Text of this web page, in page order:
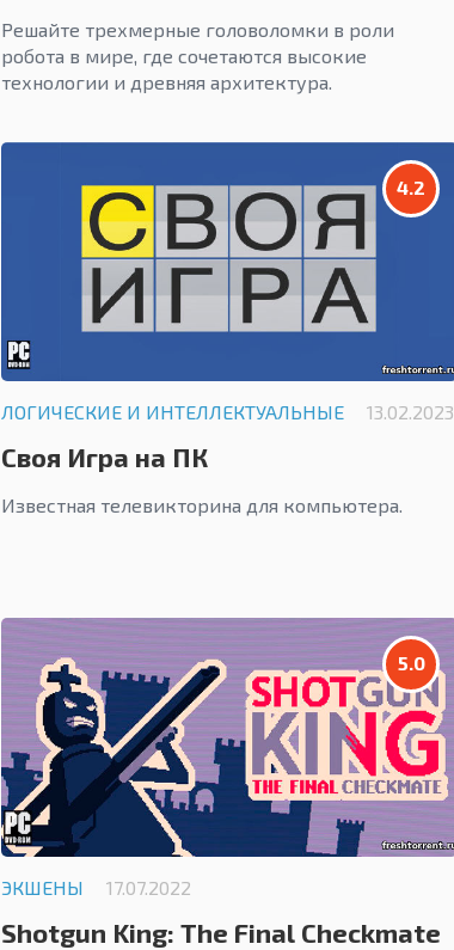
Решайте трехмерные головоломки в роли
робота в мире, где сочетаются высокие
технологии и древняя архитектура.
4.2
ЛОГИЧЕСКИЕ И ИНТЕЛЛЕКТУАЛЬНЫЕ 13.02.2023
Своя Игра на ПК
Известная телевикторина для компьютера.
5.0
ЭКШЕНЫ 17.07.2022
Shotgun King: The Final Checkmate